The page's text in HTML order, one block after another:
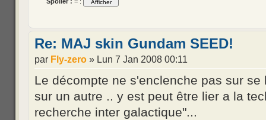
Re: MAJ skin Gundam SEED!
par Fly-zero » Lun 7 Jan 2008 00:11
Le décompte ne s'enclenche pas sur
sur un autre .. y est peut être lier a la
recherche inter galactique"...